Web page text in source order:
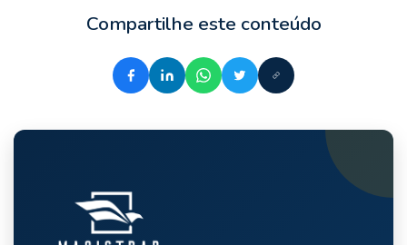
Compartilhe este conteúdo